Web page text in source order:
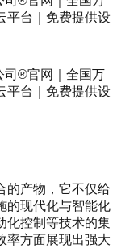
的产物，它不仅给
的现代化与智能化
化控制等技术的集
率方面展现出强大